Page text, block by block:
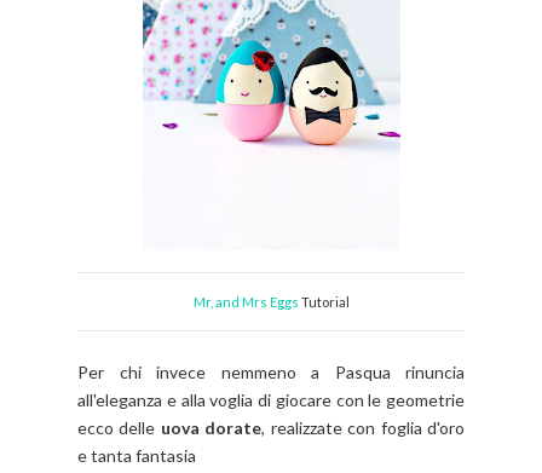
Mr, and Mrs Eggs Tutorial
Per chi invece nemmeno a Pasqua rinuncia
all'eleganza e alla voglia di giocare con le geometrie
ecco delle uova dorate, realizzate con foglia d'oro
e tanta fantasia